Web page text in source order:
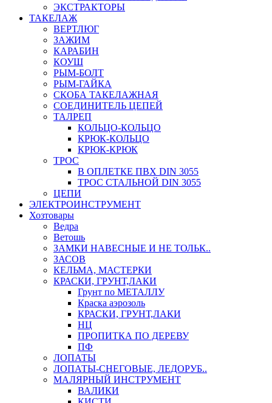
ЭКСТРАКТОРЫ
ТАКЕЛАЖ
ВЕРТЛЮГ
ЗАЖИМ
КАРАБИН
КОУШ
РЫМ-БОЛТ
РЫМ-ГАЙКА
СКОБА ТАКЕЛАЖНАЯ
СОЕДИНИТЕЛЬ ЦЕПЕЙ
ТАЛРЕП
КОЛЬЦО-КОЛЬЦО
КРЮК-КОЛЬЦО
КРЮК-КРЮК
ТРОС
В ОПЛЕТКЕ ПВХ DIN 3055
ТРОС СТАЛЬНОЙ DIN 3055
ЦЕПИ
ЭЛЕКТРОИНСТРУМЕНТ
Хозтовары
Ведра
Ветошь
ЗАМКИ НАВЕСНЫЕ И НЕ ТОЛЬК..
ЗАСОВ
КЕЛЬМА, МАСТЕРКИ
КРАСКИ, ГРУНТ,ЛАКИ
Грунт по МЕТАЛЛУ
Краска аэрозоль
КРАСКИ, ГРУНТ,ЛАКИ
НЦ
ПРОПИТКА ПО ДЕРЕВУ
ПФ
ЛОПАТЫ
ЛОПАТЫ-СНЕГОВЫЕ, ЛЕДОРУБ..
МАЛЯРНЫЙ ИНСТРУМЕНТ
ВАЛИКИ